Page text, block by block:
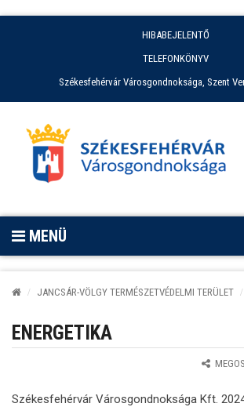
HIBABEJELENTŐ
TELEFONKÖNYV
Székesfehérvár Városgondnoksága, Szent
MENÜ
JANCSÁR-VÖLGY TERMÉSZETVÉDELMI TERÜLET
ENERGETIKA
Székesfehérvár Városgondnoksága Kft.